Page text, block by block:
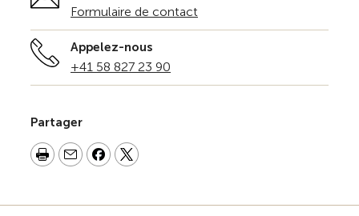
Formulaire de contact
Appelez-nous
+41 58 827 23 90
Partager